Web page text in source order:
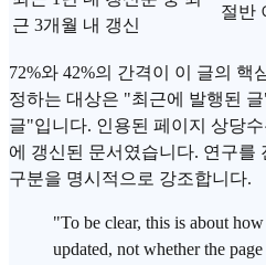
근 3개월 내 갱신
절반
72%와 42%의 간격이 이 글의
정하는 대상은 "최근에 발행된
글"입니다. 인용된 페이지 상당
에 갱신된 문서였습니다. 연구를
구분을 명시적으로 강조합니다.
"To be clear, this is about
updated, not whether the